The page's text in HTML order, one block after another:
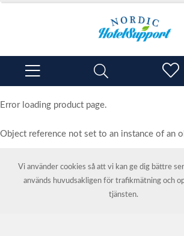
Error loading product page.
Object reference not set to an instance of an
© NORDIC HOTEL SUPPORT AS | Webbutik
AS
Vi använder cookies så att vi kan ge dig bättre
används huvudsakligen för trafikmätning och
tjänsten.